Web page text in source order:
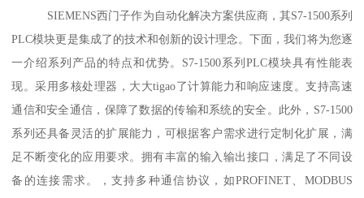
SIEMENS西门子作为自动化解决方案供应商，其S7-1500系列
PLC模块更是集成了的技术和创新的设计理念。下面，我们将为您逐
一介绍系列产品的特点和优势。S7-1500系列PLC模块具有性能表
现。采用多核处理器，大大tigao了计算能力和响应速度。支持高速
通信和安全通信，保障了数据的传输和系统的安全。此外，S7-1500
系列还具备灵活的扩展能力，可根据客户需求进行定制化扩展，满
足不断变化的应用要求。拥有丰富的输入输出接口，满足了不同设
备的连接需求。，支持多种通信协议，如PROFINET、MODBUS